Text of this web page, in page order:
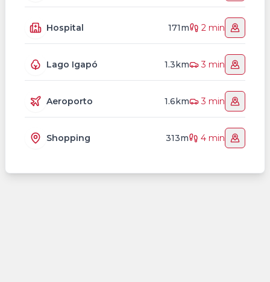
Hospital 171m 2 min
Lago Igapó 1.3km 3 min
Aeroporto 1.6km 3 min
Shopping 313m 4 min